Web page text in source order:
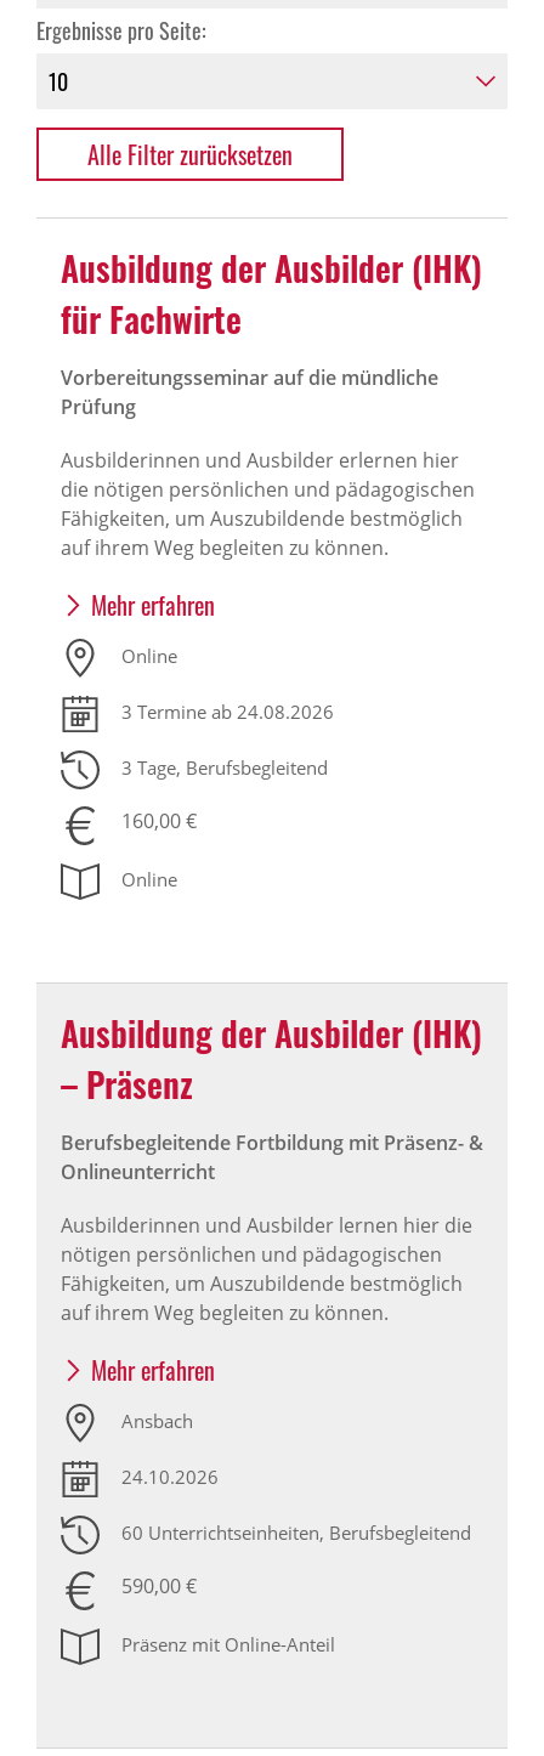
Ergebnisse pro Seite:
Alle Filter zurücksetzen
Ausbildung der Ausbilder (IHK)
für Fachwirte
Vorbereitungsseminar auf die mündliche
Prüfung
Ausbilderinnen und Ausbilder erlernen hier
die nötigen persönlichen und pädagogischen
Fähigkeiten, um Auszubildende bestmöglich
auf ihrem Weg begleiten zu können.
Mehr erfahren
Online
3 Termine ab 24.08.2026
3 Tage, Berufsbegleitend
160,00 €
Online
Ausbildung der Ausbilder (IHK)
– Präsenz
Berufsbegleitende Fortbildung mit Präsenz- &
Onlineunterricht
Ausbilderinnen und Ausbilder lernen hier die
nötigen persönlichen und pädagogischen
Fähigkeiten, um Auszubildende bestmöglich
auf ihrem Weg begleiten zu können.
Mehr erfahren
Ansbach
24.10.2026
60 Unterrichtseinheiten, Berufsbegleitend
590,00 €
Präsenz mit Online-Anteil